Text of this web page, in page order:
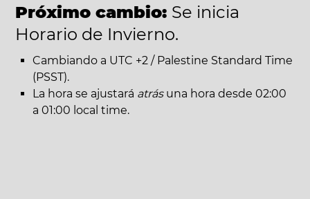
Próximo cambio: Se inicia
Horario de Invierno.
Cambiando a UTC +2 / Palestine Standard Time
(PSST).
La hora se ajustará atrásuna hora desde 02:00
a 01:00 local time.